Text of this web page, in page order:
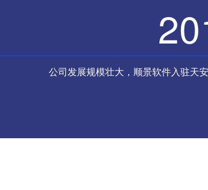
公司发展规模壮大，顺景软件入驻天